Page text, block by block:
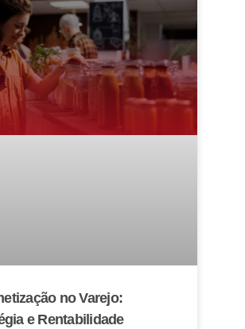
no Varejo:
e Rentabilidade